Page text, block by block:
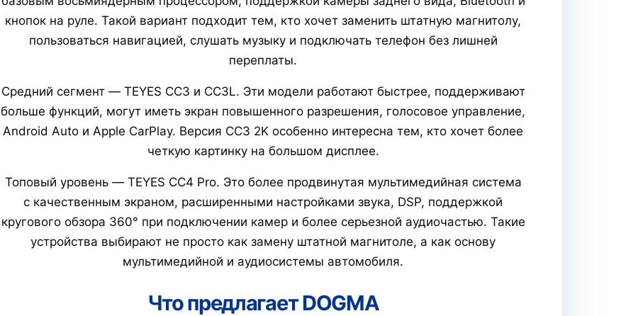
кнопок на руле. Такой вариант подходит тем, кто хочет заменить штатную магнитолу,
пользоваться навигацией, слушать музыку и подключать телефон без лишней
переплаты.
Средний сегмент — TEYES CC3 и CC3L. Эти модели работают быстрее, поддерживают
больше функций, могут иметь экран повышенного разрешения, голосовое управление,
Android Auto и Apple CarPlay. Версия CC3 2K особенно интересна тем, кто хочет более
четкую картинку на большом дисплее.
Топовый уровень — TEYES CC4 Pro. Это более продвинутая мультимедийная система
с качественным экраном, расширенными настройками звука, DSP, поддержкой
кругового обзора 360° при подключении камер и более серьезной аудиочастью. Такие
устройства выбирают не просто как замену штатной магнитоле, а как основу
мультимедийной и аудиосистемы автомобиля.
Что предлагает DOGMA